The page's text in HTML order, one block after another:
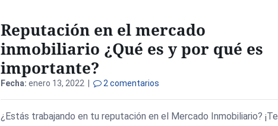
Reputación en el mercado
inmobiliario ¿Qué es y por qué es
importante?
Fecha: enero 13, 2022 | 2 comentarios
¿Estás trabajando en tu reputación en el Mercado Inmobiliario? ¡Te